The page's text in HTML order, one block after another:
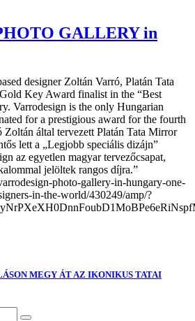
GALLERY in
designer Zoltán Varró, Platán Tata
Key Award finalist in the “Best
Varrodesign is the only Hungarian
for a prestigious award for the fourth
Zoltán által tervezett Platán Tata Mirror
lett a „Legjobb speciális dizájn”
az egyetlen magyar tervezőcsapat,
jelöltek rangos díjra.”
photo-gallery-in-hungary-one-
in-the-world/430249/amp/?
MEGY ÁT AZ IKONIKUS TATAI